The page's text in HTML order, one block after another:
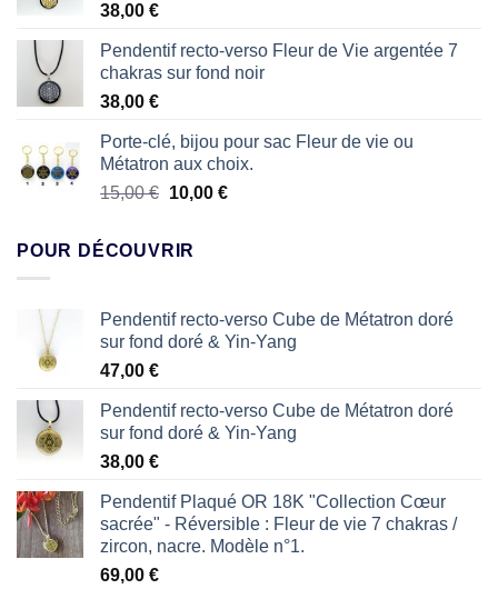
38,00 €
Pendentif recto-verso Fleur de Vie argentée 7
chakras sur fond noir
38,00 €
Porte-clé, bijou pour sac Fleur de vie ou
Métatron aux choix.
15,00€ Le
était :
10,00 €Le
POUR DÉCOUVRIR
Pendentif recto-verso Cube de Métatron doré
sur fond doré & Yin-Yang
47,00 €
Pendentif recto-verso Cube de Métatron doré
sur fond doré & Yin-Yang
38,00 €
Pendentif Plaqué OR 18K "Collection Cœur
sacrée" - Réversible : Fleur de vie 7 chakras /
zircon, nacre. Modèle n°1.
69,00 €